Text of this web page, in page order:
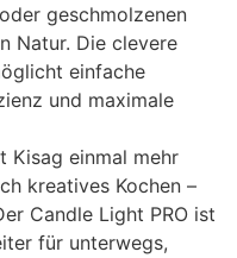
geschmolzenen
Natur. Die clevere
einfache
und maximale
Kisag einmal mehr
kreatives Kochen –
Candle Light PRO ist
für unterwegs,